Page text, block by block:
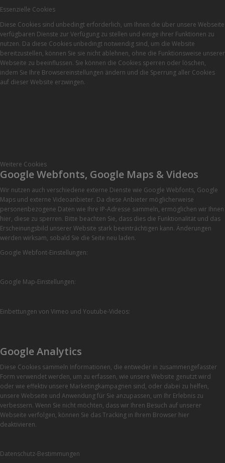
Essenzielle Cookies
Diese Cookies sind unbedingt erforderlich, um Ihnen die über unsere Webseite
verfügbaren Dienste zur Verfügung zu stellen und einige ihrer Funktionen zu
nutzen. Da diese Cookies unbedingt notwendig sind, um die Website
bereitzustellen, können Sie sie nicht ablehnen, ohne die Funktionsweise unserer
Webseite zu beeinflussen. Sie können die Cookies sperren oder löschen,
indem Sie Ihre Browsereinstellungen ändern und die Sperrung aller Cookies
auf dieser Website erzwingen.
Weitere Cookies
Google Webfonts, Google Maps & Videos
Wir nutzen auch verschiedene externe Dienste wie Google Webfonts, Google
Maps und externe Videoanbieter. Da diese Anbieter möglicherweise
personenbezogene Daten wie Ihre IP-Adresse sammeln, ermöglichen wir Ihnen
hier, diese zu sperren. Bitte beachten Sie, dass dies die Funktionalität und das
Erscheinungsbild unserer Website stark beeinträchtigen kann. Änderungen
werden wirksam, sobald Sie die Seite neu laden.
Google Webfont-Einstellungen:
Google Map-Einstellungen:
Einbettungen von Vimeo und Youtube-Videos:
Google Analytics
Diese Cookies sammeln Informationen, die entweder in zusammengefasster
Form verwendet werden, um zu erfassen, wie unsere Website genutzt wird
oder wie effektiv unsere Marketingkampagnen sind, oder dabei zu helfen,
unsere Webseite und Anwendung für Sie anzupassen, um Ihr Erlebnis zu
verbessern. Wenn Sie nicht möchten, dass wir Ihren Besuch auf unserer
Webseite verfolgen, können Sie das Tracking in Ihrem Browser hier
deaktivieren.
Datenschutz-Bestimmungen